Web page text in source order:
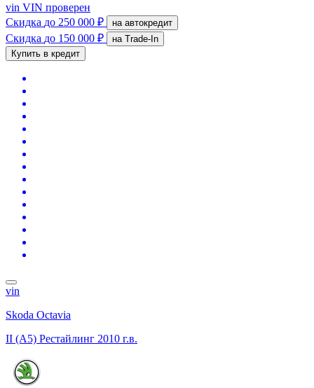
vin VIN проверен
Скидка до 250 000 ₽ на автокредит
Скидка до 150 000 ₽
на Trade-In
Купить в кредит
vin
Skoda Octavia
II (A5) Рестайлинг 2010 г.в.